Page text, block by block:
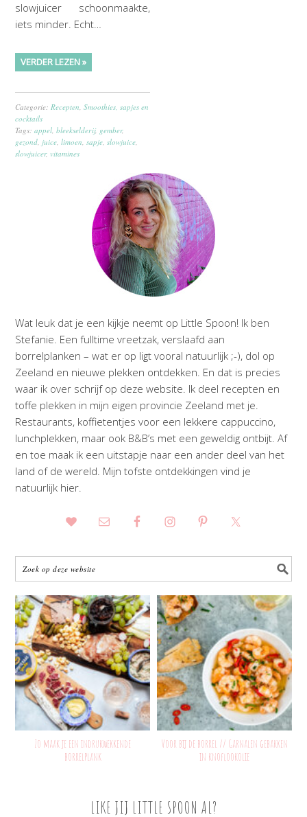
slowjuicer schoonmaakte,
iets minder. Echt…
VERDER LEZEN »
Categorie:Recepten,Smoothies, sapjes en
cocktails
Tags:appel,bleekselderij, gember,
gezond,juice,limoen,sapje,slowjuice,
slowjuicer, vitamines
Wat leuk dat je een kijkje neemt op Little Spoon! Ik ben
Stefanie. Een fulltime vreetzak, verslaafd aan
borrelplanken – wat er op ligt vooral natuurlijk ;-), dol op
Zeeland en nieuwe plekken ontdekken. En dat is precies
waar ik over schrijf op deze website. Ik deel recepten en
toffe plekken in mijn eigen provincie Zeeland met je.
Restaurants, koffietentjes voor een lekkere cappuccino,
lunchplekken, maar ook B&B’s met een geweldig ontbijt. Af
en toe maak ik een uitstapje naar een ander deel van het
land of de wereld. Mijn tofste ontdekkingen vind je
natuurlijk hier.
Zo maak je een indrukwekkende
borrelplank
Voor bij de borrel // Garnalen gebakken
in knoflookolie
LIKE JIJ LITTLE SPOON AL?